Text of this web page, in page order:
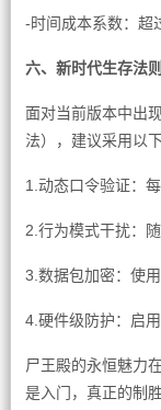
-时间成本系数：超
六、新时代生存法则
面对当前版本中出
法），建议采用以
1.动态口令验证：
2.行为模式干扰：
3.数据包加密：使
4.硬件级防护：启
尸王殿的永恒魅力
是入门，真正的制